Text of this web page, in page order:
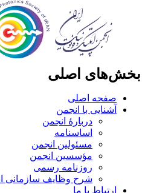
اصلی
صفحه اصلی
آشنایی با انجمن
دربارۀ انجمن
اساسنامه
مسئولین انجمن
مؤسسین انجمن
روزنامه رسمی
شرح وظایف سازمانی
ارتباط با ما